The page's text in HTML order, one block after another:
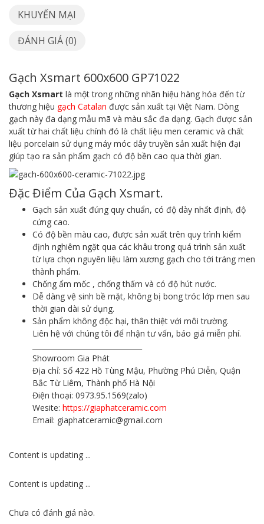
KHUYẾN MẠI
ĐÁNH GIÁ (0)
Gạch Xsmart 600x600 GP71022
Gạch Xsmart là một trong những nhãn hiệu hàng hóa đến từ
thương hiệu gạch Catalan được sản xuất tại Việt Nam. Dòng
gạch này đa dạng mẫu mã và màu sắc đa dạng. Gạch được sản
xuất từ hai chất liệu chính đó là chất liệu men ceramic và chất
liệu porcelain sử dụng máy móc dây truyền sản xuất hiện đại
giúp tạo ra sản phẩm gạch có độ bền cao qua thời gian.
Đặc Điểm Của Gạch Xsmart.
Gạch sản xuất đúng quy chuẩn, có độ dày nhất định, độ
cứng cao.
Có độ bền màu cao, được sản xuất trên quy trình kiểm
định nghiêm ngặt qua các khâu trong quá trình sản xuất
từ lựa chọn nguyên liệu làm xương gạch cho tới tráng men
thành phẩm.
Chống ẩm mốc , chống thấm và có độ hút nước.
Dễ dàng vệ sinh bề mặt, không bị bong tróc lớp men sau
thời gian dài sử dụng.
Sản phẩm không độc hại, thân thiệt với môi trường.
Liên hệ với chúng tôi để nhận tư vấn, báo giá miễn phí.
Showroom Gia Phát
Địa chỉ: Số 422 Hồ Tùng Mậu, Phường Phú Diễn, Quận
Bắc Từ Liêm, Thành phố Hà Nội
Điện thoại: 0973.95.1569(zalo)
Wesite: https://giaphatceramic.com
Email: giaphatceramic@gmail.com
Content is updating ...
Content is updating ...
Chưa có đánh giá nào.